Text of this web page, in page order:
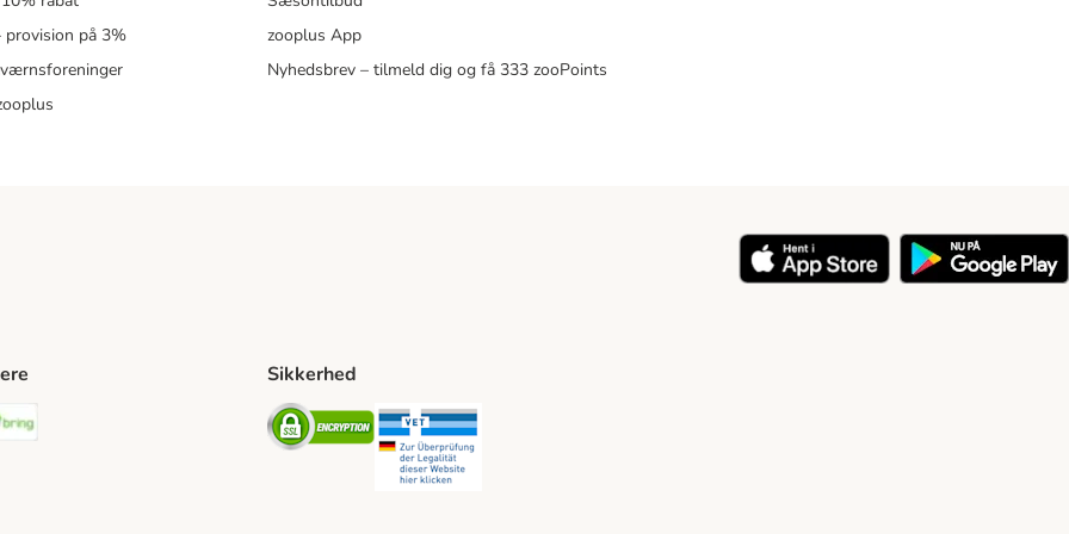
på 3%
zooplus App
Nyhedsbrev – tilmeld dig og få 333 zooPoints
MethodShipping Method
Sikkerhed
Security